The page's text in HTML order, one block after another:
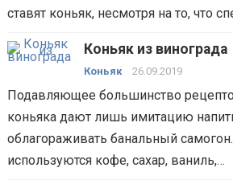
ставят коньяк, несмотря на то, что
Коньяк из винограда
Коньяк 26.09.2019
Подавляющее большинство
коньяка дают лишь имитацию
облагораживать банальный
используются кофе, сахар, ваниль,…